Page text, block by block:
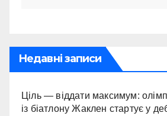
Недавні записи
Ціль — віддати максимум:
із біатлону Жаклен стартує у